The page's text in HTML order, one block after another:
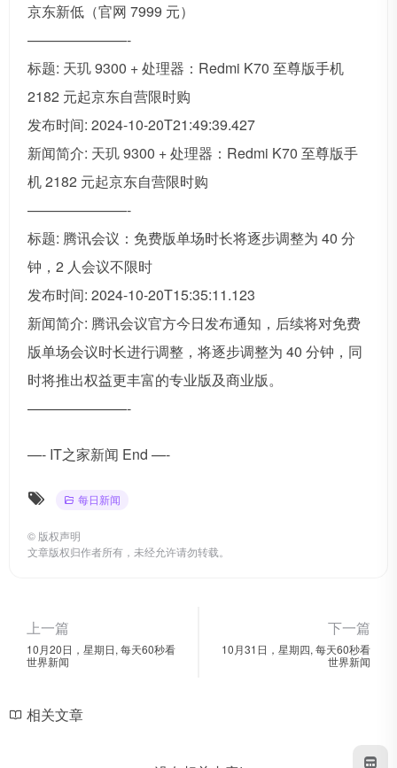
京东新低（官网 7999 元）
———————-
标题: 天玑 9300 + 处理器：Redmi K70 至尊版手机
2182 元起京东自营限时购
发布时间: 2024-10-20T21:49:39.427
新闻简介: 天玑 9300 + 处理器：Redmi K70 至尊版手
机 2182 元起京东自营限时购
———————-
标题: 腾讯会议：免费版单场时长将逐步调整为 40 分
钟，2 人会议不限时
发布时间: 2024-10-20T15:35:11.123
新闻简介: 腾讯会议官方今日发布通知，后续将对免费
版单场会议时长进行调整，将逐步调整为 40 分钟，同
时将推出权益更丰富的专业版及商业版。
———————-
—- IT之家新闻 End —-
每日新闻
© 版权声明
文章版权归作者所有，未经允许请勿转载。
上一篇
10月20日，星期日, 每天60秒看
世界新闻
下一篇
10月31日，星期四, 每天60秒看
世界新闻
相关文章